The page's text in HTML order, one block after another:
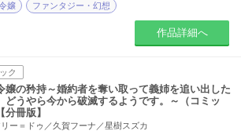
嬢 ファンタジー・幻想
作品詳細へ
ク
嬢の矜持～婚約者を奪い取って義姉を追い出した
どうやら今から破滅するようです。～（コミッ
分冊版】
リー＝ドゥ／久賀フーナ／星樹スズカ